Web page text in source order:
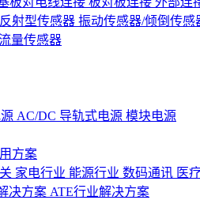
反射型传感器 振动传感器/倾倒传感
量传感器
AC/DC 导轨式电源 模块电源
方案
家电行业 能源行业 数码通讯 医
决方案 ATE行业解决方案